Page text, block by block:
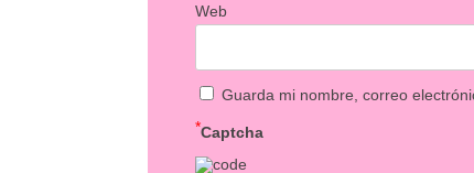
Web
Guarda mi nombre, correo
Captcha
*